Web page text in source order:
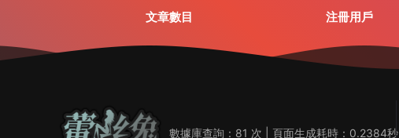
文章數目 注冊用戶
數據庫查詢：81 次 | 頁面生成耗時：0.2384秒